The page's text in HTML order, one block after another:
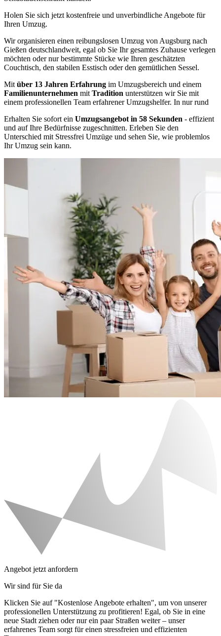
Holen Sie sich jetzt kostenfreie und unverbindliche Angebote für
Ihren Umzug.
Wir organisieren einen reibungslosen Umzug von Augsburg nach
Gießen deutschlandweit, egal ob Sie Ihr gesamtes Zuhause verlegen
möchten oder nur bestimmte Stücke wie Ihren geschätzten
Couchtisch, den stabilen Esstisch oder den gemütlichen Sessel.
Mit über 13 Jahren Erfahrung im Umzugsbereich und einem
Familienunternehmen mit Tradition unterstützen wir Sie mit
einem professionellen Team erfahrener Umzugshelfer. In nur rund
Erhalten Sie sofort ein Umzugsangebot in 58 Sekunden - effizient
und auf Ihre Bedürfnisse zugeschnitten. Erleben Sie den
Unterschied mit Stressfrei Umzüge und sehen Sie, wie problemlos
Ihr Umzug sein kann.
Angebot jetzt anfordern
Wir sind für Sie da
Klicken Sie auf "Kostenlose Angebote erhalten", um von unserer
professionellen Unterstützung zu profitieren! Egal, ob Sie in eine
neue Stadt ziehen oder nur ein paar Straßen weiter – unser
erfahrenes Team sorgt für einen stressfreien und effizienten